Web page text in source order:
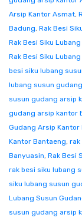
Arsip Kantor Asmat,
Badung, Rak Besi
Rak Besi Siku
Rak Besi Siku
besi siku lubang
lubang susun
susun gudang arsip
gudang arsip kantor
Gudang Arsip Kantor
Kantor Bantaeng, rak
Banyuasin, Rak Besi
rak besi siku lubang
siku lubang susun
Lubang Susun
susun gudang arsip